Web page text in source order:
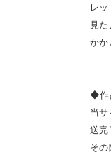
レ
見
かか
◆作
当
送完
そ